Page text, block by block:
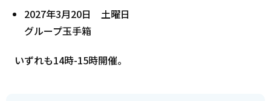
2027年3月20日 土曜日
グループ玉手箱
いずれも14時-15時開催。